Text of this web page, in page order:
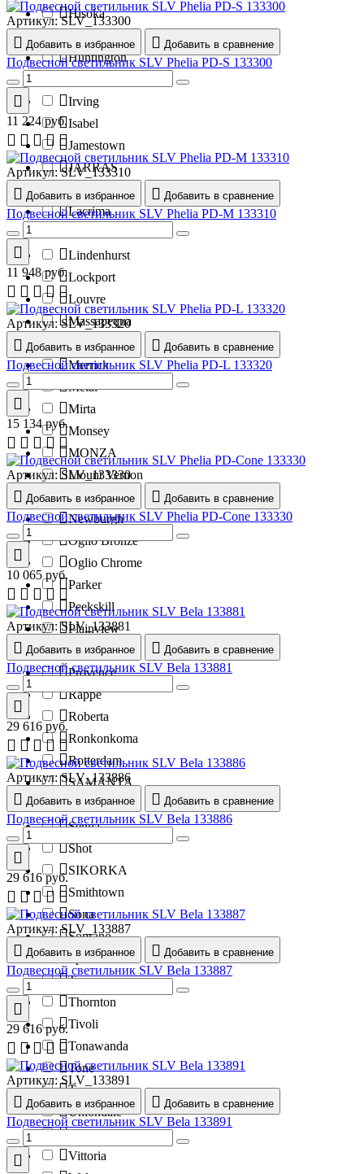
Hisoka
Huntington
Irving
Isabel
Jamestown
JARRAS
Jingle
Lacrima
Lindenhurst
Lockport
Louvre
Massapequa
Medford
Merrick
Metal
Mirta
Monsey
MONZA
Mount Vernon
New York
Newburgh
Oglio Bronze
Oglio Chrome
Parker
Peekskill
Plainview
Port Chester
Provence
Rappe
Roberta
Ronkonkoma
Rotterdam
SAMANTA
Saratoga
Senna
Shot
SIKORKA
Smithtown
Sona
Soprano
Spider
Tempo
Thornton
Tivoli
Tonawanda
Tone
Troy
Uniondale
Valve
Vittoria
Артикул:SLV_133300
Добавить в избранное Добавить в сравнение
Подвесной светильник SLV Phelia PD-S 133300
11 224руб.
Артикул:SLV_133310
Добавить в избранное Добавить в сравнение
Подвесной светильник SLV Phelia PD-M 133310
11 948руб.
Артикул:SLV_133320
Добавить в избранное Добавить в сравнение
Подвесной светильник SLV Phelia PD-L 133320
15 134руб.
Артикул: SLV_133330
Добавить в избранное Добавить в сравнение
Подвесной светильник SLV Phelia PD-Cone 133330
10 065 руб.
Артикул:SLV_133881
Добавить в избранное Добавить в сравнение
Подвесной светильник SLV Bela 133881
29 616 руб.
Артикул:SLV_133886
Добавить в избранное Добавить в сравнение
Подвесной светильник SLV Bela 133886
29 616руб.
Артикул:SLV_133887
Добавить в избранное Добавить в сравнение
Подвесной светильник SLV Bela 133887
29 616руб.
Артикул:SLV_133891
Добавить в избранное Добавить в сравнение
Подвесной светильник SLV Bela 133891